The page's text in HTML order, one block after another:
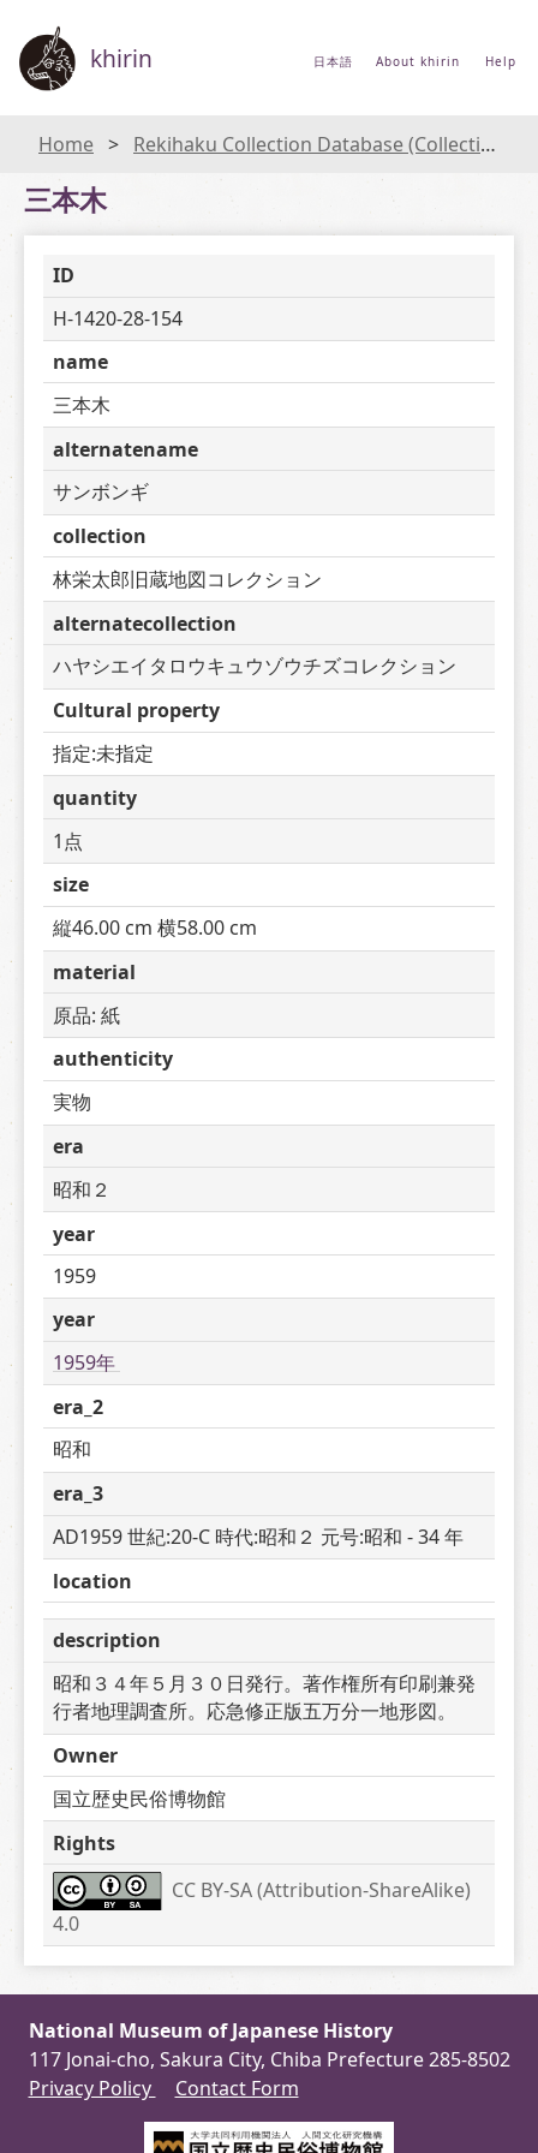
khirin 日本語 About khirin Help
Home Rekihaku Collection Database (Collections Database of the National Museum of Japanese History)
三本木
ID
H-1420-28-154
name
三本木
alternatename
サンボンギ
collection
林栄太郎旧蔵地図コレクション
alternatecollection
ハヤシエイタロウキュウゾウチズコレクション
Cultural property
指定:未指定
quantity
1点
size
縦46.00 cm 横58.00 cm
material
原品: 紙
authenticity
実物
era
昭和２
year
1959
year
1959年
era_2
昭和
era_3
AD1959 世紀:20-C 時代:昭和２ 元号:昭和 - 34 年
location
description
昭和３４年５月３０日発行。著作権所有印刷兼発
行者地理調査所。応急修正版五万分一地形図。
Owner
国立歴史民俗博物館
Rights
CC BY-SA (Attribution-ShareAlike)
4.0
National Museum of Japanese History
117 Jonai-cho, Sakura City, Chiba Prefecture 285-8502
Privacy Policy
Contact Form